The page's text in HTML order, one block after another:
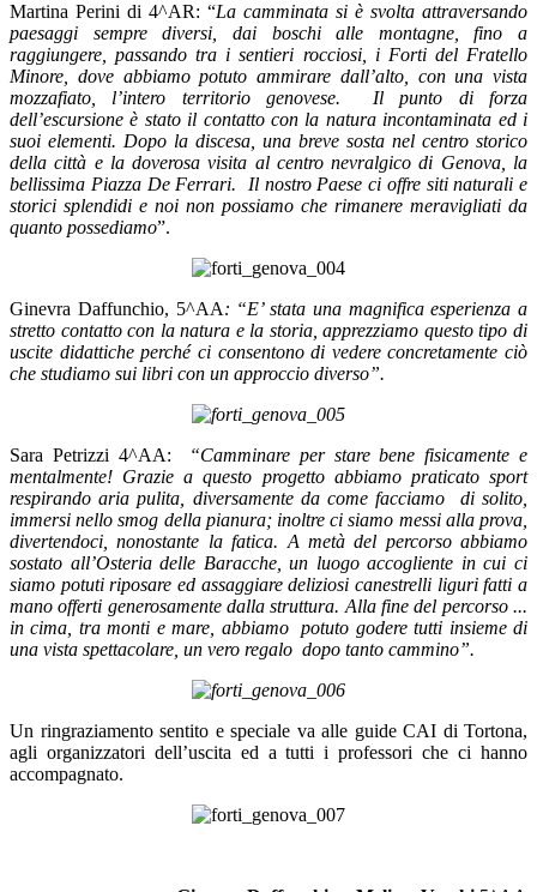
Martina Perini di 4^AR: “La camminata si è svolta attraversando
paesaggi sempre diversi, dai boschi alle montagne, fino a
raggiungere, passando tra i sentieri rocciosi, i Forti del Fratello
Minore, dove abbiamo potuto ammirare dall’alto, con una vista
mozzafiato, l’intero territorio genovese.
Il punto di forza
dell’escursione è stato il contatto con la natura incontaminata ed i
suoi elementi. Dopo la discesa, una breve sosta nel centro storico
della città e la doverosa visita al centro nevralgico di Genova, la
bellissima Piazza De Ferrari.
Il nostro Paese ci offre siti naturali e
storici splendidi e noi non possiamo che rimanere meravigliati da
quanto possediamo”.
Ginevra Daffunchio, 5^AA: “E’ stata una magnifica esperienza a
stretto contatto con la natura e la storia, apprezziamo questo tipo di
uscite didattiche perché ci consentono di vedere concretamente ciò
che studiamo sui libri con un approccio diverso”.
Sara Petrizzi 4^AA:
“Camminare per stare bene fisicamente e
mentalmente! Grazie a questo progetto abbiamo praticato sport
respirando aria pulita, diversamente da come facciamo
di solito,
immersi nello smog della pianura; inoltre ci siamo messi alla prova,
divertendoci, nonostante la fatica. A metà del percorso abbiamo
sostato all’Osteria delle Baracche, un luogo accogliente in cui ci
siamo potuti riposare ed assaggiare deliziosi canestrelli liguri fatti a
mano offerti generosamente dalla struttura. Alla fine del percorso ...
in cima, tra monti e mare, abbiamo
potuto godere tutti insieme di
una vista spettacolare, un vero regalo dopo tanto cammino”.
Un ringraziamento sentito e speciale va alle guide CAI di Tortona,
agli organizzatori dell’uscita ed a tutti i professori che ci hanno
accompagnato.